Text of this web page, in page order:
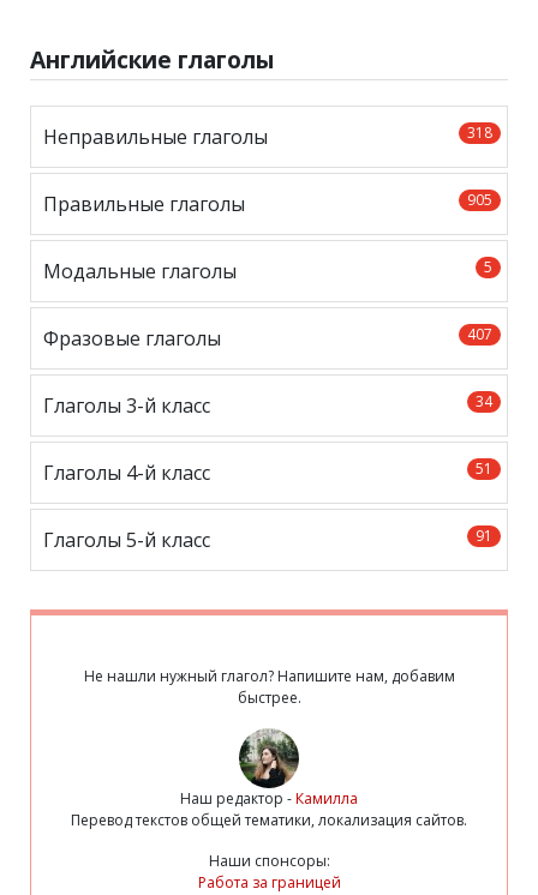
Английские глаголы
318
Неправильные глаголы
905
Правильные глаголы
5
Модальные глаголы
407
Фразовые глаголы
34
Глаголы 3-й класс
51
Глаголы 4-й класс
91
Глаголы 5-й класс
Не нашли нужный глагол? Напишите нам, добавим
быстрее.
Наш редактор -Камилла
Перевод текстов общей тематики, локализация сайтов.
Наши спонсоры:
Работа за границей